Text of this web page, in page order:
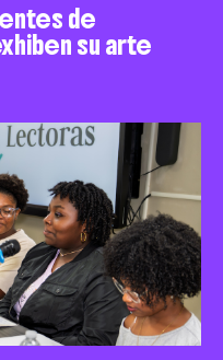
de
su arte